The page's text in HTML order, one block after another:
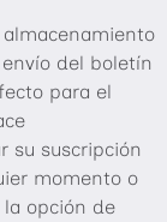
del boletín
para el
su suscripción
momento o
opción de